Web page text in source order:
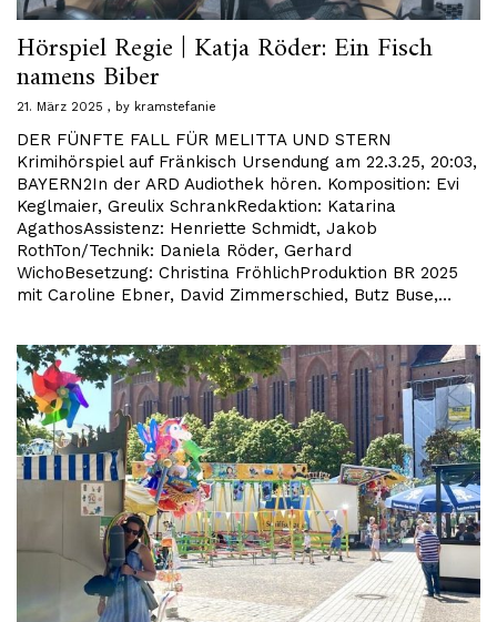
Hörspiel Regie | Katja Röder: Ein Fisch
namens Biber
21. März 2025 by kramstefanie
DER FÜNFTE FALL FÜR MELITTA UND STERN
Krimihörspiel auf Fränkisch Ursendung am 22.3.25, 20:03,
BAYERN2In der ARD Audiothek hören. Komposition: Evi
Keglmaier, Greulix SchrankRedaktion: Katarina
AgathosAssistenz: Henriette Schmidt, Jakob
RothTon/Technik: Daniela Röder, Gerhard
WichoBesetzung: Christina FröhlichProduktion BR 2025
mit Caroline Ebner, David Zimmerschied, Butz Buse,…